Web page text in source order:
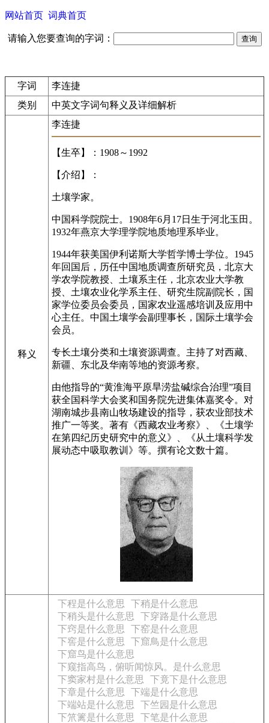
网站首页 词典首页
请输入您要查询的字词：
字词
李连捷
类别
中英文字词句释义及详细解析
释义
李连捷
【生卒】：1908～1992
【介绍】：
土壤学家。
中国科学院院士。1908年6月17日生于河北玉田。
1932年燕京大学理学院地质地理系毕业。
1944年获美国伊利诺斯大学哲学博士学位。1945
年回国后，历任中国地质调查所研究员，北京大
学农学院教授、土壤系主任，北京农业大学教
授、土壤农业化学系主任、研究生院副院长，国
家学位委员会委员，国家农业遥感培训及应用中
心主任。中国土壤学会副理事长，国际土壤学会
会员。
专长土壤分类和土壤资源调查。主持了对西藏、
新疆、东北及华南等地的资源考察。
由他指导的“黄淮海平原旱涝盐碱综合治理”项目
获全国科学大会奖和国务院先进集体嘉奖令。对
湖南城步县南山牧场建设的指导，获农业部技术
推广一等奖。著有《西藏农业考察》、《土壤学
在第四纪历史研究中的意义》、《从土壤科学发
展动态中吸取教训》等。撰有论文数十篇。
下程是什么意思
下稍是什么意思
下稍头是什么意思
下穿路是什么意思
下窍是什么意思
下窑是什么意思
下窖是什么意思
下窟鳥是什么意思
下窟鸟是什么意思
下窥指高鸟，俯听闻惊风。是什么意思
下窦家村是什么意思
下竟下是什么意思
下章是什么意思
下端是什么意思
下端站是什么意思
下竺园是什么意思
下笊篱是什么意思
下笔是什么意思